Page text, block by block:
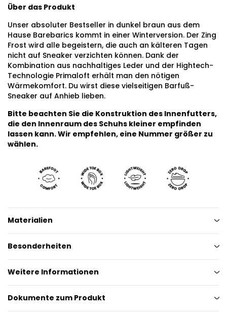
Über das Produkt
Unser absoluter Bestseller in dunkel braun aus dem
Hause Barebarics kommt in einer Winterversion. Der Zing
Frost wird alle begeistern, die auch an kälteren Tagen
nicht auf Sneaker verzichten können. Dank der
Kombination aus nachhaltiges Leder und der Hightech-
Technologie Primaloft erhält man den nötigen
Wärmekomfort. Du wirst diese vielseitigen Barfuß-
Sneaker auf Anhieb lieben.
Bitte beachten Sie die Konstruktion des Innenfutters,
die den Innenraum des Schuhs kleiner empfinden
lassen kann. Wir empfehlen, eine Nummer größer zu
wählen.
Materialien
Besonderheiten
Weitere Informationen
Dokumente zum Produkt